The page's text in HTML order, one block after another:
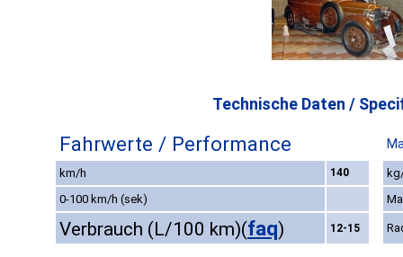
Technische Daten /
Fahrwerte / Performance
km/h 140
0-100 km/h (sek)
Verbrauch (L/100 km)(faq) 12-15